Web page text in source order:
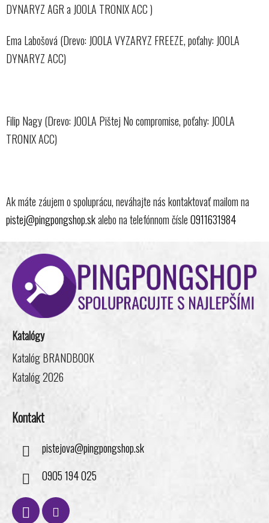
DYNARYZ AGR a JOOLA TRONIX ACC )
Ema Labošová (Drevo: JOOLA VYZARYZ FREEZE, poťahy: JOOLA
DYNARYZ ACC)
Filip Nagy (Drevo: JOOLA Pištej No compromise, poťahy: JOOLA
TRONIX ACC)
Ak máte záujem o spoluprácu, neváhajte nás kontaktovať mailom na
pistej@pingpongshop.skalebo na telefónnom čísle0911631984
Z
Katalógy
Katalóg BRANDBOOK
Katalóg 2026
Kontakt
pistejova@pingpongshop.sk
0905 194 025